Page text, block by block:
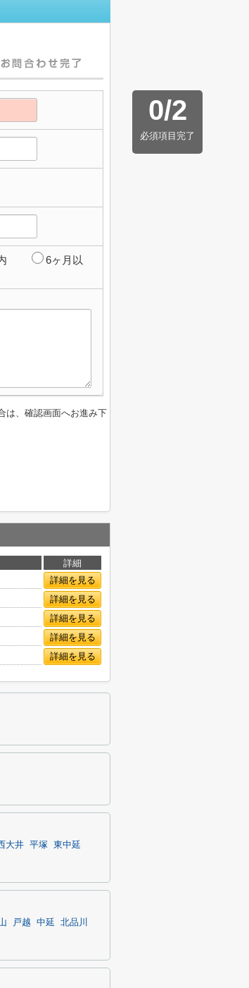
0/2
必須項目完了
6ヶ月以
は、確認画面へお進み下
詳細
詳細を見る
詳細を見る
詳細を見る
詳細を見る
詳細を見る
大井 平塚 東中延
戸越 中延
北品川